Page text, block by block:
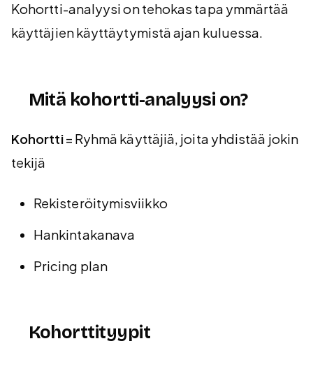
Kohortti-analyysi on tehokas tapa ymmärtää
käyttäjien käyttäytymistä ajan kuluessa.
Mitä kohortti-analyysi on?
Kohortti= Ryhmä käyttäjiä, joita yhdistää jokin
tekijä
Rekisteröitymisviikko
Hankintakanava
Pricing plan
Kohorttityypit